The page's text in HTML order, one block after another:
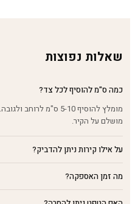
שאלות נפוצות
כמה ס"מ להוסיף לכל צד?
מומלץ להוסיף 5-10 ס"מ
מושלם על הקיר.
על אילו קירות ניתן להדביק?
מה זמן האספקה?